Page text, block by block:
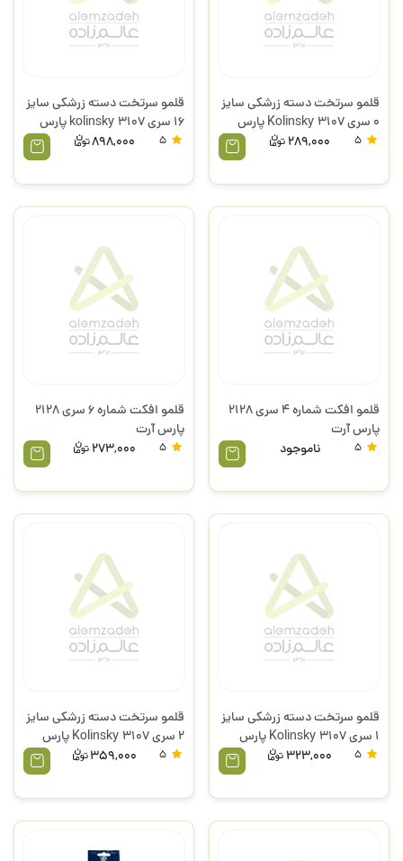
قلمو سرتخت دسته زرشکی سایز
0 سری 3107 Kolinsky پارس
آرت
289,000
قلمو سرتخت دسته زرشکی سایز
16 سری 3107 kolinsky پارس
آرت
898,000
قلمو افکت شماره 4 سری 2128
پارس آرت
ناموجود
قلمو افکت شماره 6 سری 2128
پارس آرت
273,000
قلمو سرتخت دسته زرشکی سایز
1 سری 3107 Kolinsky پارس
آرت
323,000
قلمو سرتخت دسته زرشکی سایز
2 سری 3107 Kolinsky پارس
آرت
359,000